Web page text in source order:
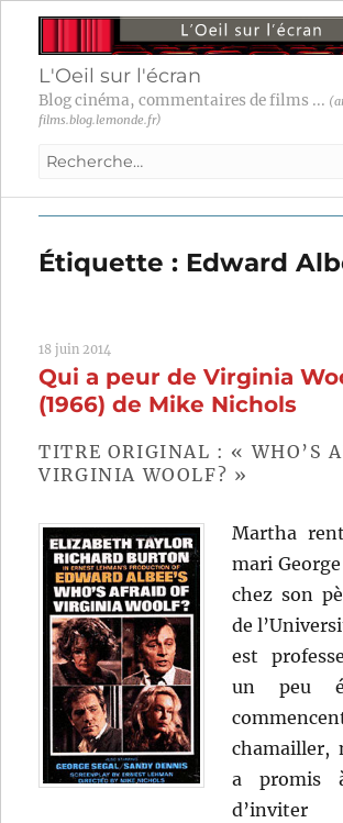
L'Oeil sur l'écran
Blog cinéma, commentaires de films ...
films.blog.lemonde.fr)
Recherche
:
Étiquette : Edward
18 juin 2014
Qui a peur de Virginia
(1966) de Mike Nichols
TITRE ORIGINAL : « WHO’S
VIRGINIA WOOLF? »
Martha
mari
chez son
de
est
un peu
chamailler,
a promis